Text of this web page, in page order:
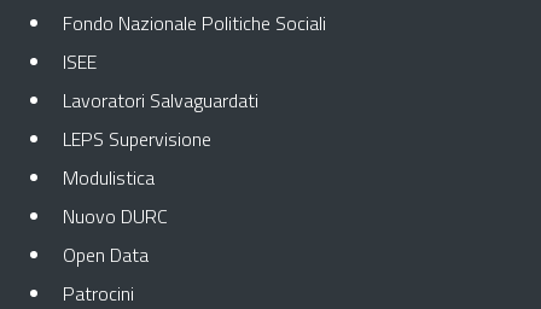
Fondo Nazionale Politiche Sociali
ISEE
Lavoratori Salvaguardati
LEPS Supervisione
Modulistica
Nuovo DURC
Open Data
Patrocini